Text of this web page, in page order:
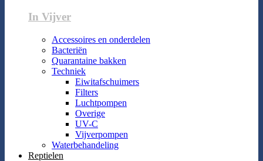
In Vijver
Accessoires en onderdelen
Bacteriën
Quarantaine bakken
Techniek
Eiwitafschuimers
Filters
Luchtpompen
Overige
UV-C
Vijverpompen
Waterbehandeling
Reptielen